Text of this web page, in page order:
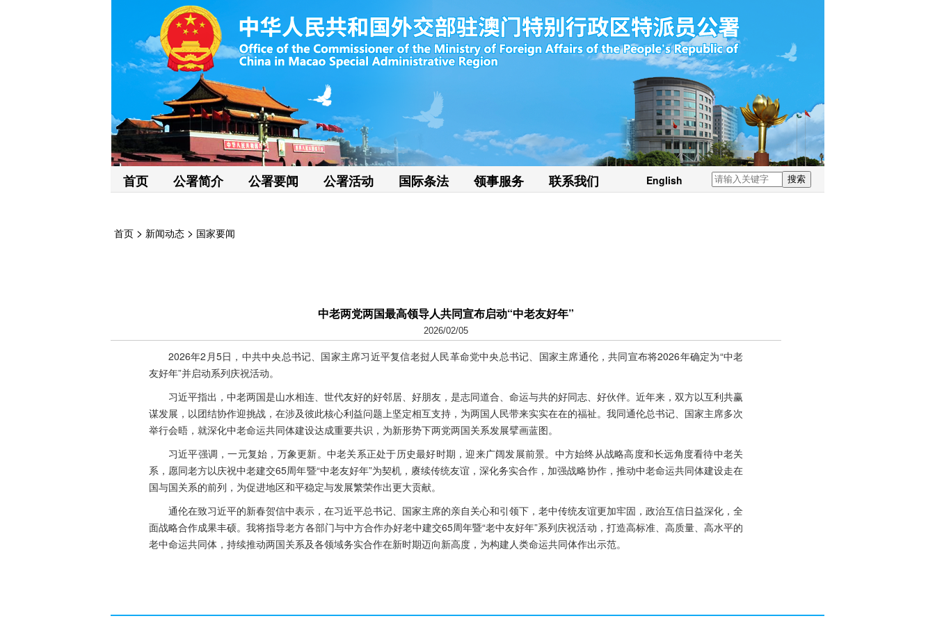
首页 公署简介 公署要闻 公署活动 国际条法 领事服务 联系我们 English 搜索
首页 > 新闻动态 > 国家要闻
中老两党两国最高领导人共同宣布启动“中老友好年”
2026/02/05
2026年2月5日，中共中央总书记、国家主席习近平复信老挝人民革命党中央总书记、国家主席通伦，共同宣布将2026年确定为“中老
友好年”并启动系列庆祝活动。
习近平指出，中老两国是山水相连、世代友好的好邻居、好朋友，是志同道合、命运与共的好同志、好伙伴。近年来，双方以互利共赢
谋发展，以团结协作迎挑战，在涉及彼此核心利益问题上坚定相互支持，为两国人民带来实实在在的福祉。我同通伦总书记、国家主席多次
举行会晤，就深化中老命运共同体建设达成重要共识，为新形势下两党两国关系发展擘画蓝图。
习近平强调，一元复始，万象更新。中老关系正处于历史最好时期，迎来广阔发展前景。中方始终从战略高度和长远角度看待中老关
系，愿同老方以庆祝中老建交65周年暨“中老友好年”为契机，赓续传统友谊，深化务实合作，加强战略协作，推动中老命运共同体建设走在
国与国关系的前列，为促进地区和平稳定与发展繁荣作出更大贡献。
通伦在致习近平的新春贺信中表示，在习近平总书记、国家主席的亲自关心和引领下，老中传统友谊更加牢固，政治互信日益深化，全
面战略合作成果丰硕。我将指导老方各部门与中方合作办好老中建交65周年暨“老中友好年”系列庆祝活动，打造高标准、高质量、高水平的
老中命运共同体，持续推动两国关系及各领域务实合作在新时期迈向新高度，为构建人类命运共同体作出示范。